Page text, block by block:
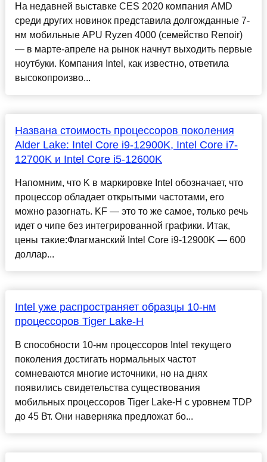
На недавней выставке CES 2020 компания AMD
среди других новинок представила долгожданные 7-
нм мобильные APU Ryzen 4000 (семейство Renoir)
— в марте-апреле на рынок начнут выходить первые
ноутбуки. Компания Intel, как известно, ответила
высокопроизво...
Названа стоимость процессоров поколения
Alder Lake: Intel Core i9-12900K, Intel Core i7-
12700K и Intel Core i5-12600K
Напомним, что K в маркировке Intel обозначает, что
процессор обладает открытыми частотами, его
можно разогнать. KF — это то же самое, только речь
идет о чипе без интегрированной графики. Итак,
цены такие:Флагманский Intel Core i9-12900K — 600
доллар...
Intel уже распространяет образцы 10-нм
процессоров Tiger Lake-H
В способности 10-нм процессоров Intel текущего
поколения достигать нормальных частот
сомневаются многие источники, но на днях
появились свидетельства существования
мобильных процессоров Tiger Lake-H с уровнем TDP
до 45 Вт. Они наверняка предложат бо...